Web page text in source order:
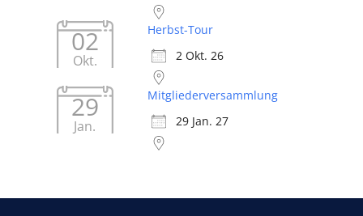
02
Okt.
Herbst-Tour
2 Okt. 26
29
Jan.
Mitgliederversammlung
29 Jan. 27